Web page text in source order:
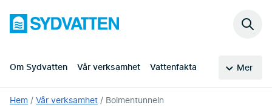
huvudinnehållet
Sydvatten
Om Sydvatten Vår verksamhet Vattenfakta Mer
Sök
Du
Hem Vår verksamhet Bolmentunneln